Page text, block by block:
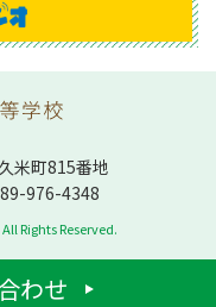
⽶町815番地
976-4348
Rights Reserved.
わせ